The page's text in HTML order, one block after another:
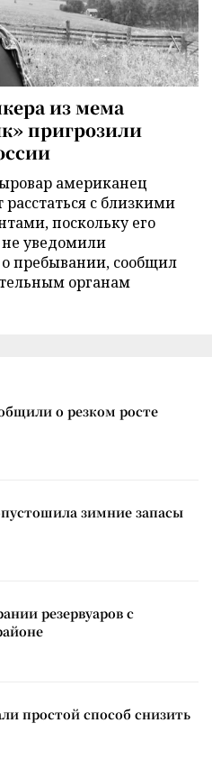
из мема
пригрозили
американец
с близкими
поскольку его
не уведомили
пребывании, сообщил
органам
о резком росте
зимние запасы
резервуаров с
простой способ снизить